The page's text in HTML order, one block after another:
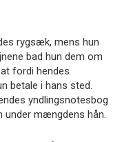
rygsæk, mens hun
bad hun dem om
fordi hendes
betale i hans sted.
yndlingsnotesbog
under mængdens hån.